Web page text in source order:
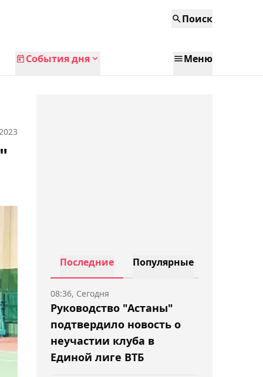
Поиск
События дня Меню
Последние Популярные
Руководство "Астаны"
подтвердило новость о
неучастии клуба в
Единой лиге ВТБ
08:36, Сегодня